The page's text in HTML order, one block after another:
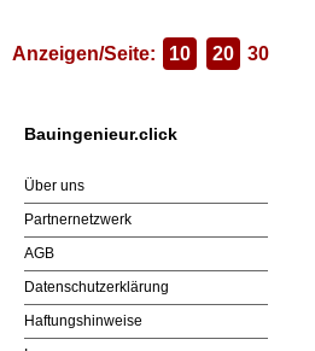
Anzeigen/Seite: 10 20 30
Bauingenieur.click
Über uns
Partnernetzwerk
AGB
Datenschutzerklärung
Haftungshinweise